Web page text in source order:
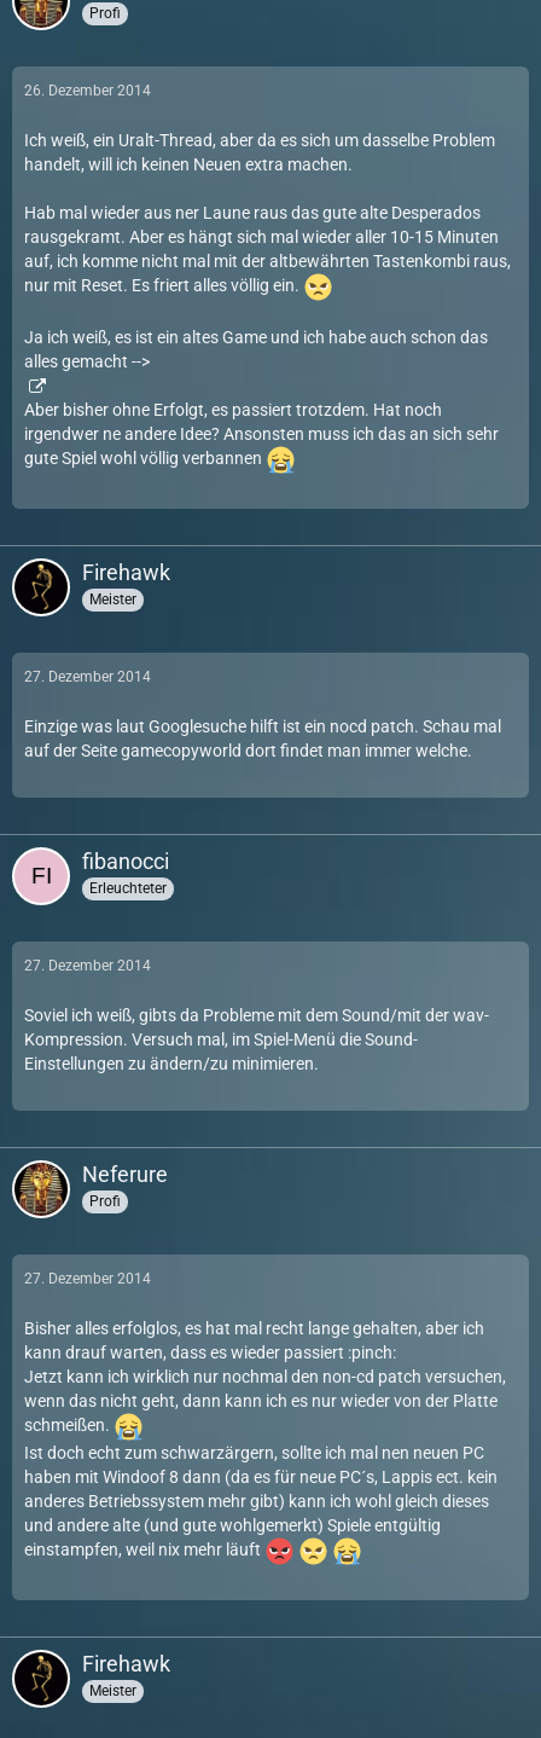
Profi
26. Dezember 2014
Ich weiß, ein Uralt-Thread, aber da es sich um dasselbe Problem
handelt, will ich keinen Neuen extra machen.
Hab mal wieder aus ner Laune raus das gute alte Desperados
rausgekramt. Aber es hängt sich mal wieder aller 10-15 Minuten
auf, ich komme nicht mal mit der altbewährten Tastenkombi raus,
nur mit Reset. Es friert alles völlig ein.
Ja ich weiß, es ist ein altes Game und ich habe auch schon das
alles gemacht -->
Aber bisher ohne Erfolgt, es passiert trotzdem. Hat noch
irgendwer ne andere Idee? Ansonsten muss ich das an sich sehr
gute Spiel wohl völlig verbannen
Firehawk
Meister
27. Dezember 2014
Einzige was laut Googlesuche hilft ist ein nocd patch. Schau mal
auf der Seite gamecopyworld dort findet man immer welche.
fibanocci
Erleuchteter
27. Dezember 2014
Soviel ich weiß, gibts da Probleme mit dem Sound/mit der wav-
Kompression. Versuch mal, im Spiel-Menü die Sound-
Einstellungen zu ändern/zu minimieren.
Neferure
Profi
27. Dezember 2014
Bisher alles erfolglos, es hat mal recht lange gehalten, aber ich
kann drauf warten, dass es wieder passiert :pinch:
Jetzt kann ich wirklich nur nochmal den non-cd patch versuchen,
wenn das nicht geht, dann kann ich es nur wieder von der Platte
schmeißen.
Ist doch echt zum schwarzärgern, sollte ich mal nen neuen PC
haben mit Windoof 8 dann (da es für neue PC´s, Lappis ect. kein
anderes Betriebssystem mehr gibt) kann ich wohl gleich dieses
und andere alte (und gute wohlgemerkt) Spiele entgültig
einstampfen, weil nix mehr läuft
Firehawk
Meister